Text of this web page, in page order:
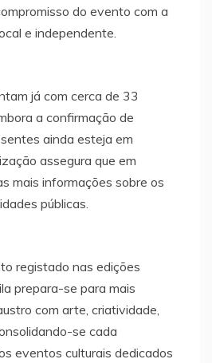
do evento com a
e independente.
já com cerca de 33
a confirmação de
ainda esteja em
assegura que em
mais informações sobre os
públicas.
registado nas edições
prepara-se para mais
com arte, criatividade,
se cada
eventos culturais dedicados